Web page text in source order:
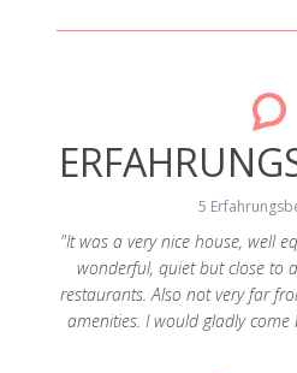
5
"It was a very nice house, well
wonderful, quiet but close to
restaurants. Also not very far
amenities. I would gladly